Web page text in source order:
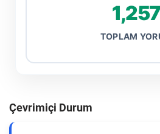
1,257
TOPLAM
Çevrimiçi Durum